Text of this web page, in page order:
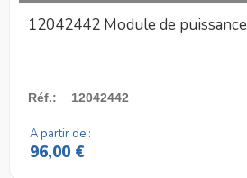
12042442 Module de puissance
Réf.: 12042442
A partir de :
96,00 €